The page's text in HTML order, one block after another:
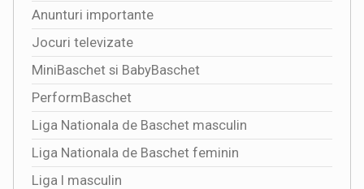
Anunturi importante
Jocuri televizate
MiniBaschet si BabyBaschet
PerformBaschet
Liga Nationala de Baschet masculin
Liga Nationala de Baschet feminin
Liga I masculin